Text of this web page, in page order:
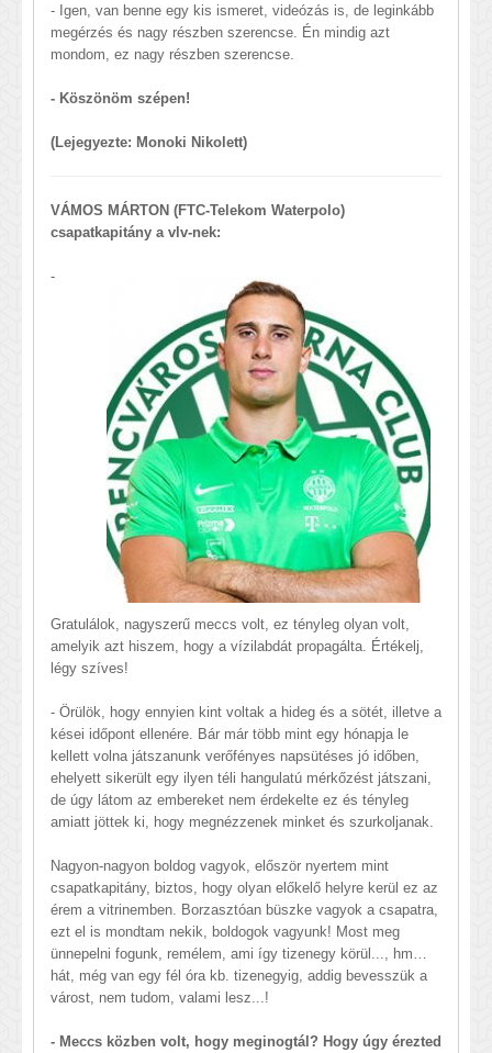
- Igen, van benne egy kis ismeret, videózás is, de leginkább
megérzés és nagy részben szerencse. Én mindig azt
mondom, ez nagy részben szerencse.
- Köszönöm szépen!
(Lejegyezte: Monoki Nikolett)
VÁMOS MÁRTON (FTC-Telekom Waterpolo)
csapatkapitány a vlv-nek:
-
Gratulálok, nagyszerű meccs volt, ez tényleg olyan volt,
amelyik azt hiszem, hogy a vízilabdát propagálta. Értékelj,
légy szíves!
- Örülök, hogy ennyien kint voltak a hideg és a sötét, illetve a
kései időpont ellenére. Bár már több mint egy hónapja le
kellett volna játszanunk verőfényes napsütéses jó időben,
ehelyett sikerült egy ilyen téli hangulatú mérkőzést játszani,
de úgy látom az embereket nem érdekelte ez és tényleg
amiatt jöttek ki, hogy megnézzenek minket és szurkoljanak.
Nagyon-nagyon boldog vagyok, először nyertem mint
csapatkapitány, biztos, hogy olyan előkelő helyre kerül ez az
érem a vitrinemben. Borzasztóan büszke vagyok a csapatra,
ezt el is mondtam nekik, boldogok vagyunk! Most meg
ünnepelni fogunk, remélem, ami így tizenegy körül..., hm…
hát, még van egy fél óra kb. tizenegyig, addig bevesszük a
várost, nem tudom, valami lesz...!
- Meccs közben volt, hogy meginogtál? Hogy úgy érezted